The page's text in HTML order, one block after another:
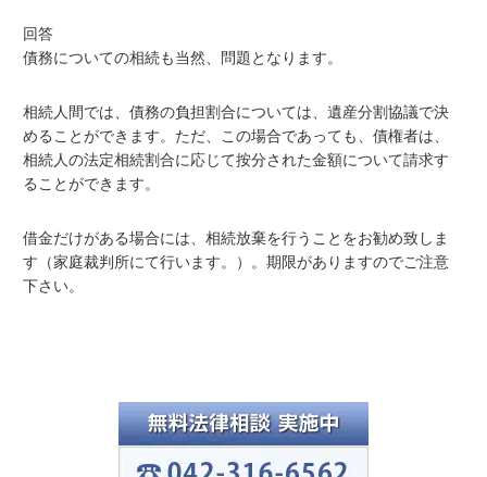
回答
債務についての相続も当然、問題となります。
相続人間では、債務の負担割合については、遺産分割協議で決
めることができます。ただ、この場合であっても、債権者は、
相続人の法定相続割合に応じて按分された金額について請求す
ることができます。
借金だけがある場合には、相続放棄を行うことをお勧め致しま
す（家庭裁判所にて行います。）。期限がありますのでご注意
下さい。